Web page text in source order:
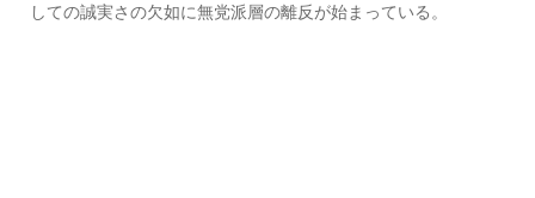
しての誠実さの欠如に無党派層の離反が始まっている。